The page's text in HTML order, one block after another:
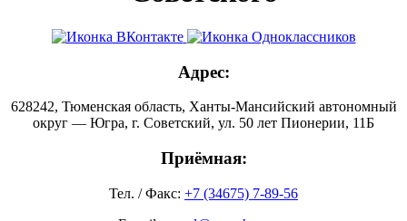
Адрес:
628242, Тюменская область, Ханты-Мансийский автономный
округ — Югра, г. Советский, ул. 50 лет Пионерии, 11Б
Приёмная:
Тел. / Факс: +7 (34675) 7-89-56